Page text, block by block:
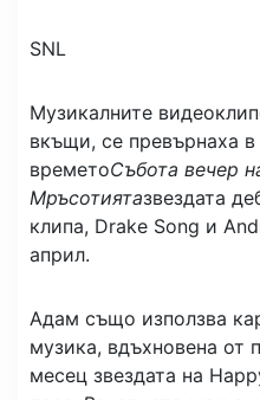
SNL
Музикалните
вкъщи, се превърнаха в
времетоСъбота вечер
Мръсотиятазвездата
клипа, Drake Song и
април.
Адам също използва
музика, вдъхновена от
месец звездата на